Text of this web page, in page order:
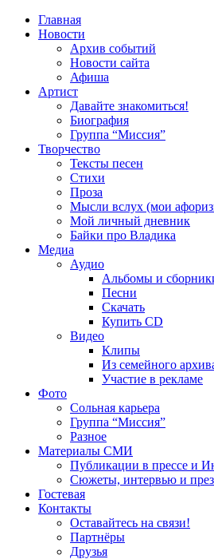
Главная
Новости
Архив событий
Новости сайта
Афиша
Артист
Давайте знакомиться!
Биография
Группа “Миссия”
Творчество
Тексты песен
Стихи
Проза
Мысли вслух (мои
Мой личный дневник
Байки про Владика
Медиа
Аудио
Альбомы и
Песни
Скачать
Купить CD
Видео
Клипы
Из семейного
Участие в рекламе
Фото
Сольная карьера
Группа “Миссия”
Разное
Материалы СМИ
Публикации в прессе и
Сюжеты, интервью и
Гостевая
Контакты
Оставайтесь на связи!
Партнёры
Друзья